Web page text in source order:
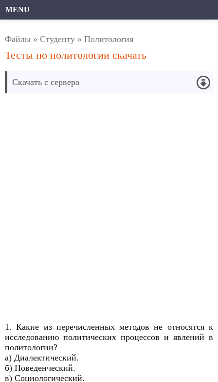
MENU
Файлы » Студенту » Политология
Тесты по политологии скачать
Скачать с сервера
1. Какие из перечисленных методов не относятся к
исследованию политических процессов и явлений в
политологии?
а) Диалектический.
б) Поведенческий.
в) Социологический.